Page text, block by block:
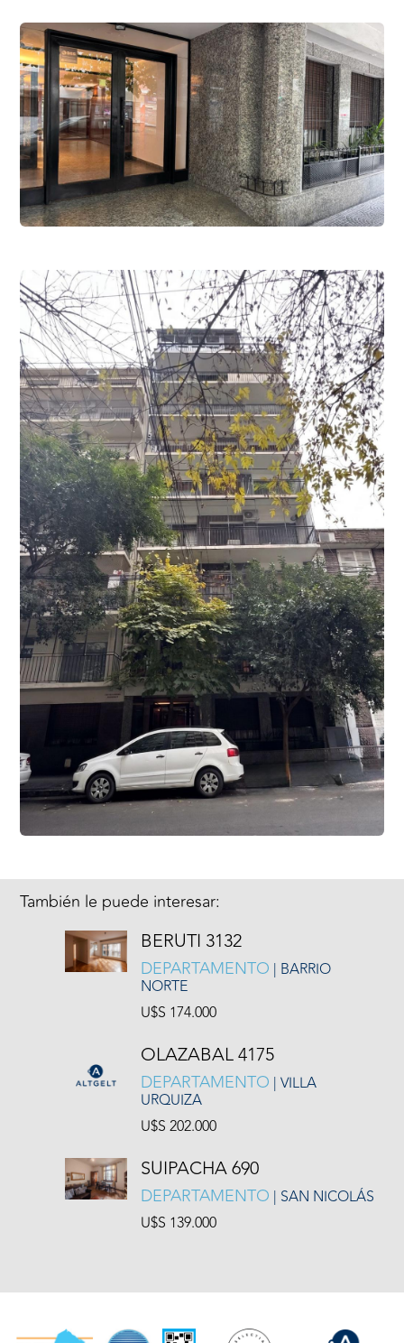
También le puede interesar:
BERUTI 3132
DEPARTAMENTO | BARRIO
NORTE
U$S 174.000
OLAZABAL 4175
DEPARTAMENTO | VILLA
URQUIZA
U$S 202.000
SUIPACHA 690
DEPARTAMENTO | SAN NICOLÁS
U$S 139.000